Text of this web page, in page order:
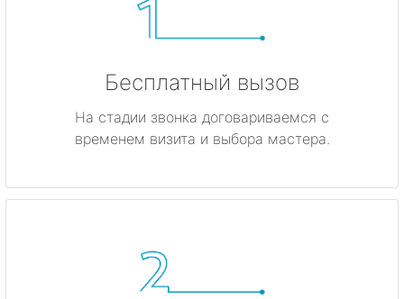
Высоцк
Гатчина
Бесплатный вызов
На стадии звонка договариваемся с
временем визита и выбора мастера.